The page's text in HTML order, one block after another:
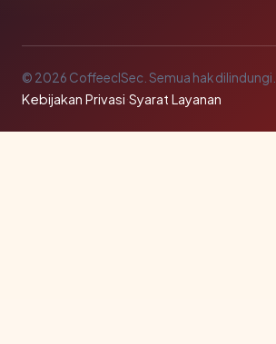
© 2026 CoffeeclSec. Semua hak dilindungi.
Kebijakan Privasi·Syarat Layanan